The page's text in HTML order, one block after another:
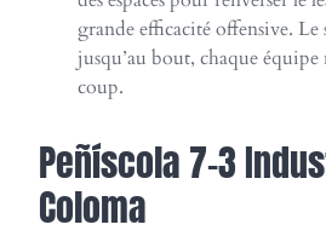
grande efficacité offensive. Le
jusqu’au bout, chaque
coup.
Peñíscola 7-3
Coloma